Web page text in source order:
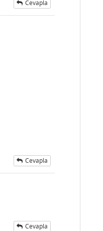
Cevapla
Cevapla
Cevapla